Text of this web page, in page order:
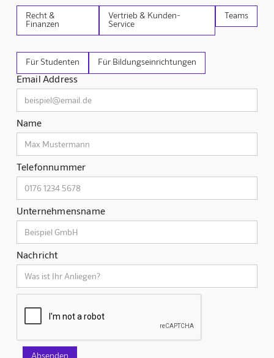
Recht &
Finanzen
Vertrieb & Kunden-
Service
Teams
Für Studenten Für Bildungseinrichtungen
Email Address
Name
Telefonnummer
Unternehmensname
Nachricht